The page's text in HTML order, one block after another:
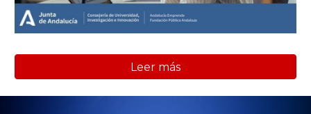
Leer más